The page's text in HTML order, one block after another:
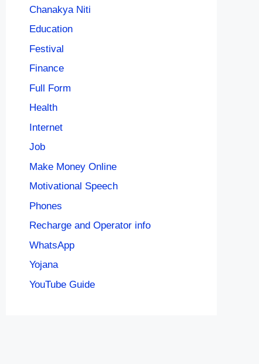
Chanakya Niti
Education
Festival
Finance
Full Form
Health
Internet
Job
Make Money Online
Motivational Speech
Phones
Recharge and Operator info
WhatsApp
Yojana
YouTube Guide